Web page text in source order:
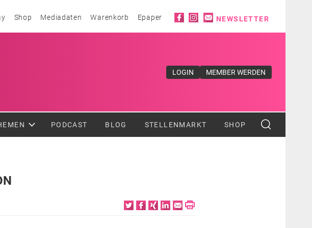
Shop Mediadaten Warenkorb Epaper Social iconsNEWSLETTER
LOGIN MEMBER WERDEN
PODCAST BLOG STELLENMARKT SHOP
Twitter
Facebook
XING
LinkedIn
Email
Print